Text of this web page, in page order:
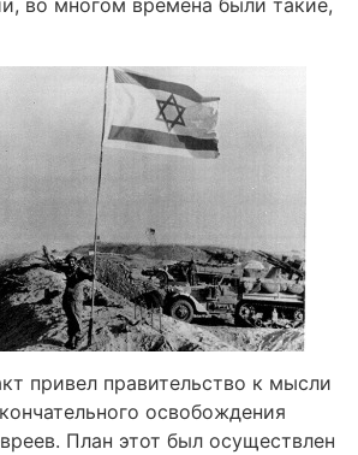
во многом времена были такие,
привел правительство к мысли
освобождения
План этот был осуществлен